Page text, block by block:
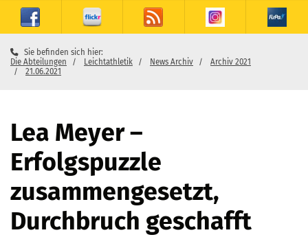
Sie befinden sich hier:
Die Abteilungen
Leichtathletik News Archiv
Archiv 2021
21.06.2021
Lea Meyer –
Erfolgspuzzle
zusammengesetzt,
Durchbruch geschafft